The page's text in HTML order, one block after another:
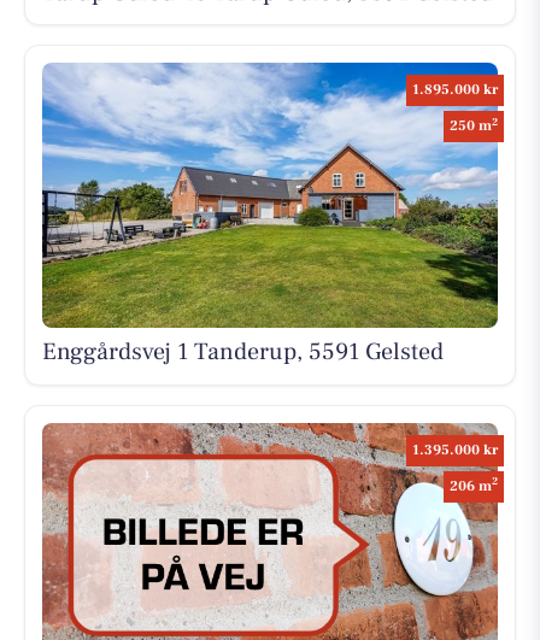
1.895.000 kr
250 m2
Enggårdsvej 1 Tanderup, 5591 Gelsted
1.395.000 kr
206 m2